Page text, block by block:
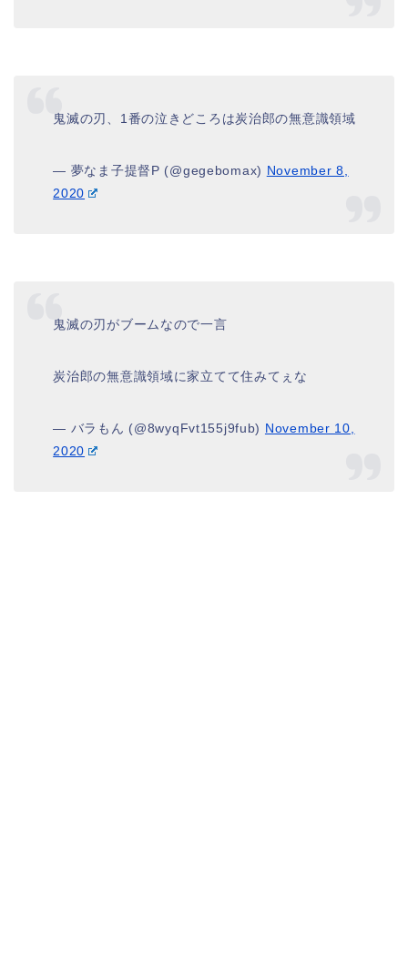
鬼滅の刃、1番の泣きどころは炭治郎の無意識領域
— 夢なま子提督P (@gegebomax) November 8,
2020
鬼滅の刃がブームなので一言
炭治郎の無意識領域に家立てて住みてぇな
— バラもん (@8wyqFvt155j9fub) November 10,
2020